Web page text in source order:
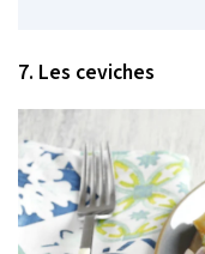
7. Les ceviches